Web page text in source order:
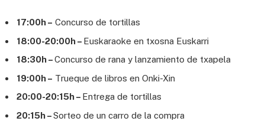
17:00h – Concurso de tortillas
18:00-20:00h – Euskaraoke en txosna Euskarri
18:30h –Concurso de rana y lanzamiento de txapela
19:00h – Trueque de libros en Onki-Xin
20:00-20:15h – Entrega de tortillas
20:15h –Sorteo de un carro de la compra